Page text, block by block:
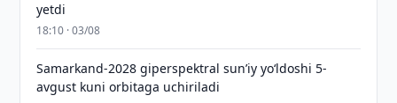
yetdi
18:10 · 03/08
Samarkand-2028 giperspektral sun’iy yo‘ldoshi 5-
avgust kuni orbitaga uchiriladi